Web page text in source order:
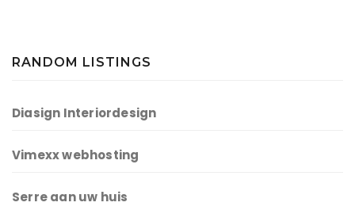
RANDOM LISTINGS
Diasign Interiordesign
Vimexx webhosting
Serre aan uw huis